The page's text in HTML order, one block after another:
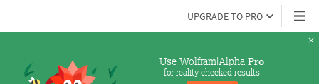
UPGRADE TO PRO
Use Wolfram|Alpha Pro
for reality-checked results